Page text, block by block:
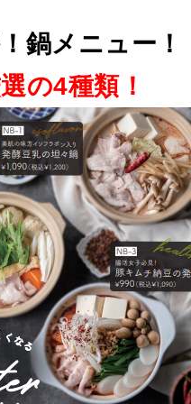
鍋メニュー！
の4種類！